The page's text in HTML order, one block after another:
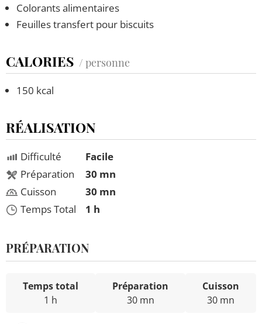
Colorants alimentaires
Feuilles transfert pour biscuits
CALORIES / personne
150 kcal
RÉALISATION
Difficulté
Préparation
Cuisson
Temps Total
Facile
30 mn
30 mn
1 h
PRÉPARATION
Temps total
1 h
Préparation
30 mn
Cuisson
30 mn